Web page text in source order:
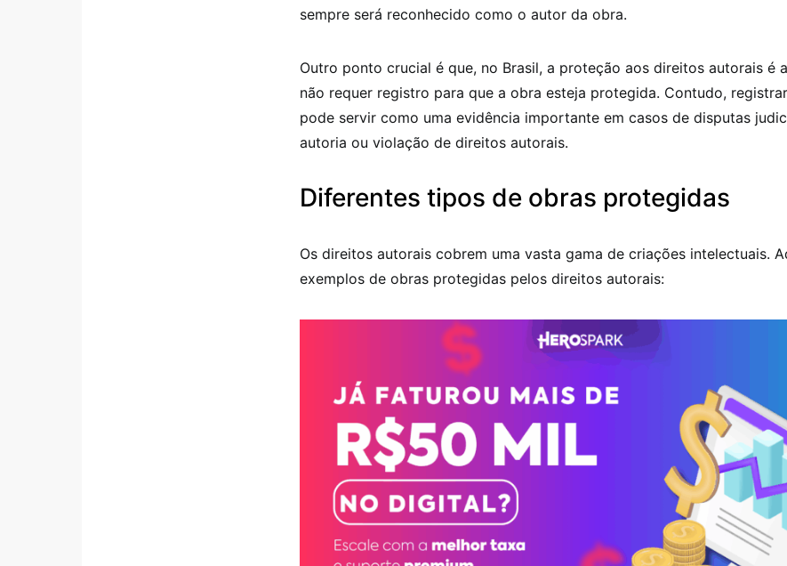
sempre será reconhecido como o autor da obra.
Outro ponto crucial é que, no Brasil, a proteção aos direitos autorais é
não requer registro para que a obra esteja protegida. Contudo,
pode servir como uma evidência importante em casos de disputas
autoria ou violação de direitos autorais.
Diferentes tipos de obras protegidas
Os direitos autorais cobrem uma vasta gama de criações intelectuais.
exemplos de obras protegidas pelos direitos autorais: